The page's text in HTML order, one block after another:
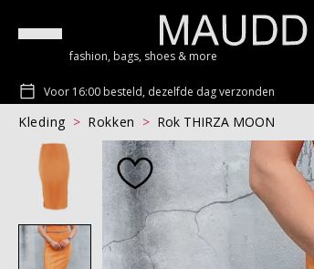
fashion, bags, shoes & more
Voor 16:00 besteld, dezelfde dag verzonden
Kleding Rokken
Rok THIRZA MOON